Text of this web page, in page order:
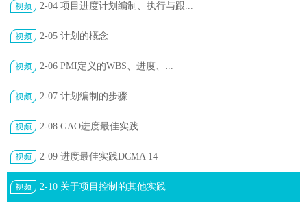
2-04 项目进度计划编制、执行与跟...
2-05 计划的概念
2-06 PMI定义的WBS、进度、...
2-07 计划编制的步骤
2-08 GAO进度最佳实践
2-09 进度最佳实践DCMA 14
2-10 关于项目控制的其他实践